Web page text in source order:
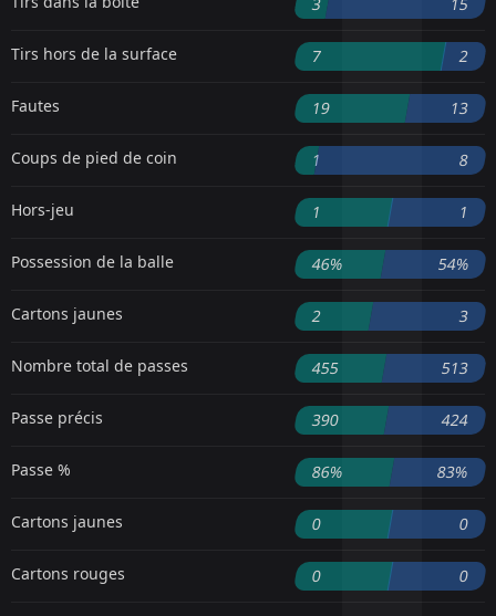
3 15
Tirs hors de la surface 7 2
Fautes 19 13
Coups de pied de coin 1 8
Hors-jeu 1 1
Possession de la balle 46% 54%
Cartons jaunes 2 3
Nombre total de passes 455 513
Passe précis 390 424
Passe % 86% 83%
Cartons jaunes 0 0
Cartons rouges 0 0